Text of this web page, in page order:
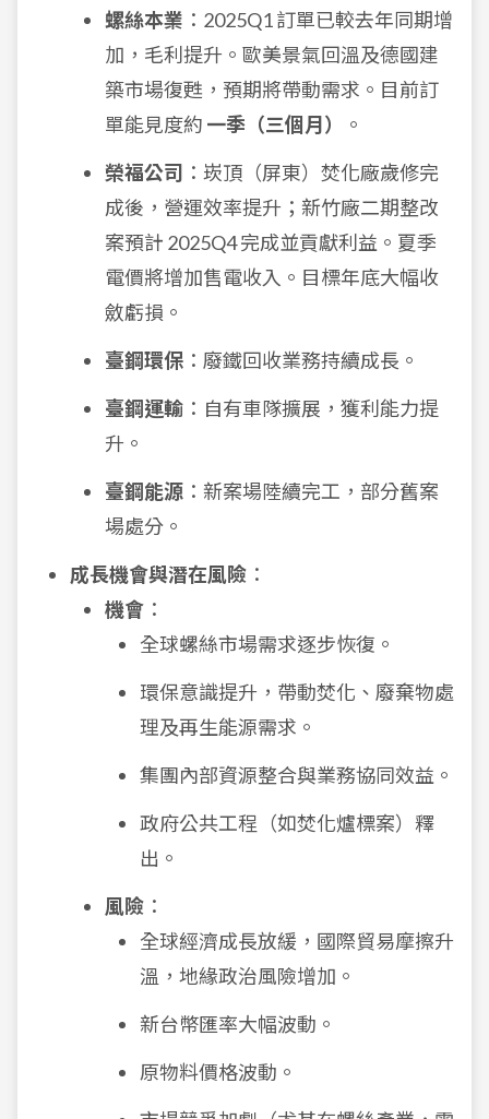
螺絲本業 ：2025Q1 訂單已較去年同期增
加，毛利提升。歐美景氣回溫及德國建
築市場復甦，預期將帶動需求。目前訂
單能見度約 一季（三個月）
。
榮福公司 ：崁頂（屏東）焚化廠歲修完
成後，營運效率提升；新竹廠二期整改
案預計 2025Q4 完成並貢獻利益。夏季
電價將增加售電收入。目標年底大幅收
斂虧損。
臺鋼環保 ：廢鐵回收業務持續成長。
臺鋼運輸 ：自有車隊擴展，獲利能力提
升。
臺鋼能源 ：新案場陸續完工，部分舊案
場處分。
成長機會與潛在風險 ：
機會 ：
全球螺絲市場需求逐步恢復。
環保意識提升，帶動焚化、廢棄物處
理及再生能源需求。
集團內部資源整合與業務協同效益。
政府公共工程（如焚化爐標案）釋
出。
風險 ：
全球經濟成長放緩，國際貿易摩擦升
溫，地緣政治風險增加。
新台幣匯率大幅波動。
原物料價格波動。